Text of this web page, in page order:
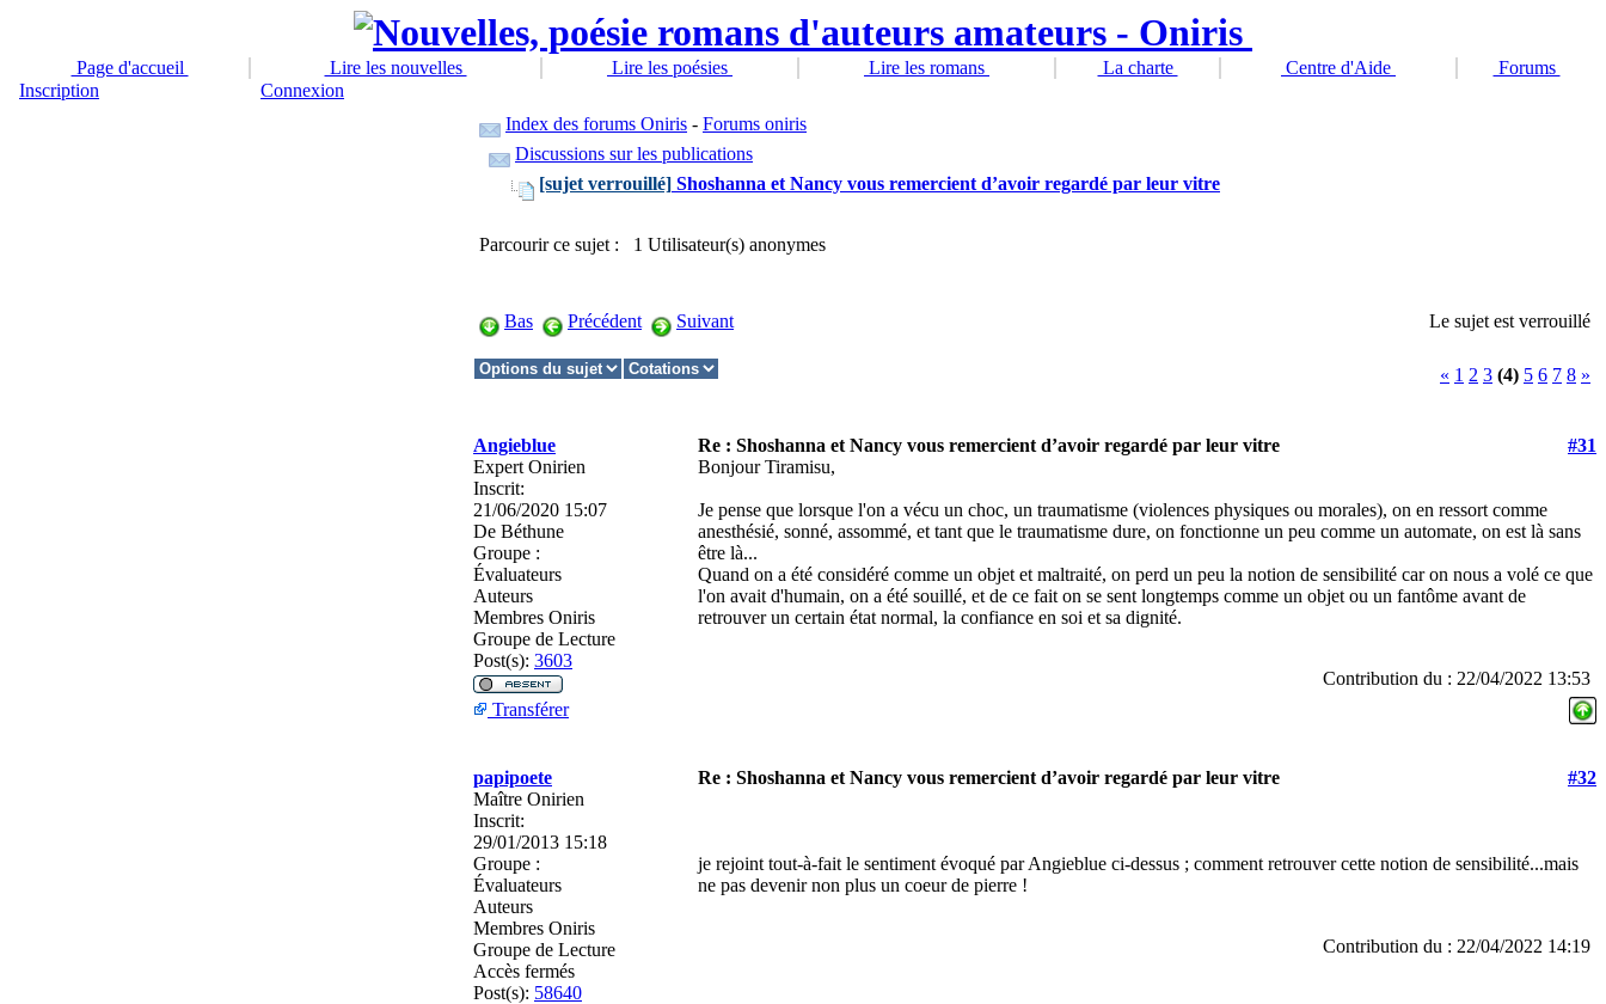
Page d'accueil Lire les nouvelles Lire les poésies Lire les romans La charte Centre d'Aide
Forums
Inscription
Connexion
Index des forums Oniris - Forums oniris
Discussions sur les publications
[sujet verrouillé] Shoshanna et Nancy vous remercient d’avoir regardé par leur vitre
Parcourir ce sujet : 1 Utilisateur(s) anonymes
Bas Précédent Suivant Le sujet est verrouillé
« 1 2 3 (4) 5 6 7 8 »
Angieblue Re : Shoshanna et Nancy vous remercient d’avoir regardé par leur vitre
#31
Expert Onirien
Inscrit:
21/06/2020 15:07
De Béthune
Groupe :
Évaluateurs
Auteurs
Membres Oniris
Groupe de Lecture
Post(s): 3603
Bonjour Tiramisu,
Je pense que lorsque l'on a vécu un choc, un traumatisme (violences physiques ou morales), on en ressort comme
anesthésié, sonné, assommé, et tant que le traumatisme dure, on fonctionne un peu comme un automate, on est là sans
être là...
Quand on a été considéré comme un objet et maltraité, on perd un peu la notion de sensibilité car on nous a volé ce que
l'on avait d'humain, on a été souillé, et de ce fait on se sent longtemps comme un objet ou un fantôme avant de
retrouver un certain état normal, la confiance en soi et sa dignité.
Contribution du : 22/04/2022 13:53
Transférer
papipoete Re : Shoshanna et Nancy vous remercient d’avoir regardé par leur vitre
#32
Maître Onirien
Inscrit:
29/01/2013 15:18
Groupe :
Évaluateurs
Auteurs
Membres Oniris
Groupe de Lecture
Accès fermés
Post(s): 58640
je rejoint tout-à-fait le sentiment évoqué par Angieblue ci-dessus ; comment retrouver cette notion de sensibilité...mais
ne pas devenir non plus un coeur de pierre !
Contribution du : 22/04/2022 14:19